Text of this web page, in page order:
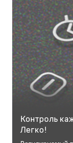
Контроль
Легко!